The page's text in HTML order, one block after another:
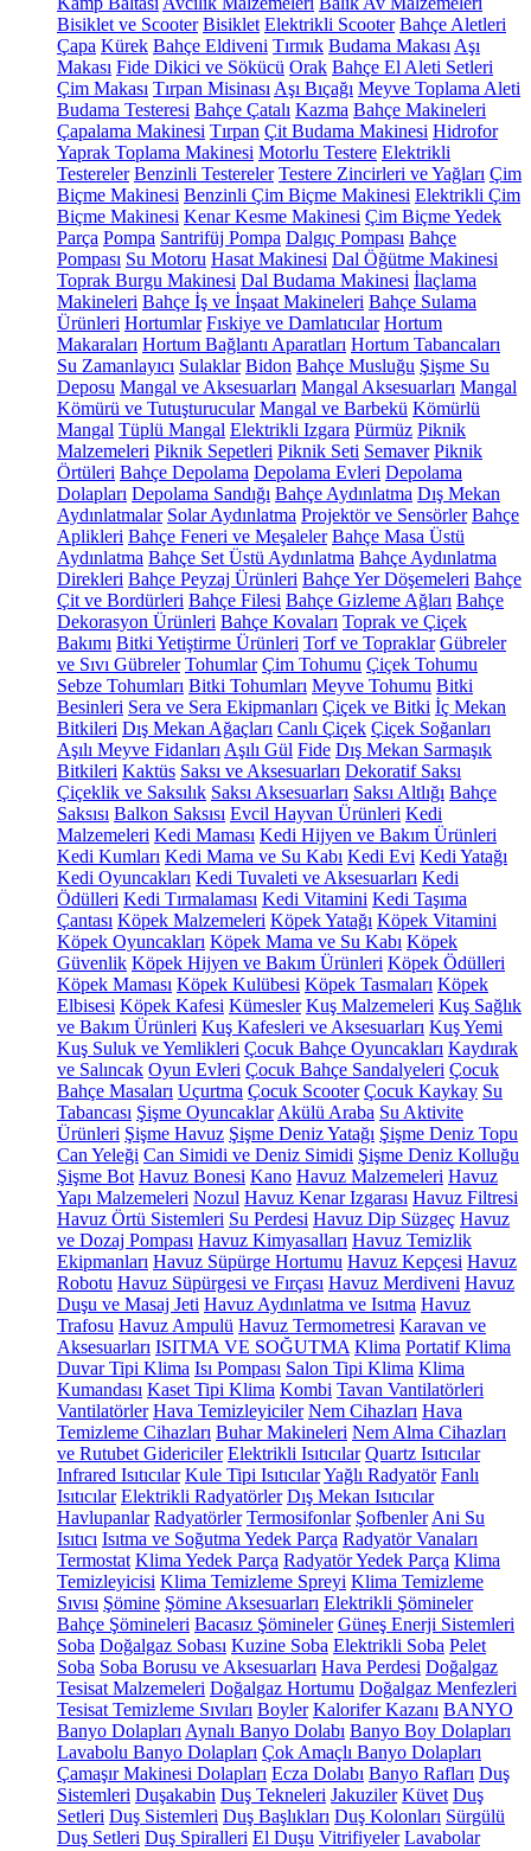
Bisiklet ve Scooter Bisiklet Elektrikli Scooter Bahçe Aletleri
Çapa Kürek Bahçe Eldiveni Tırmık Budama Makası Aşı
Makası Fide Dikici ve Sökücü Orak Bahçe El Aleti Setleri
Çim Makası Tırpan Misinası Aşı Bıçağı Meyve Toplama Aleti
Budama Testeresi Bahçe Çatalı Kazma Bahçe Makineleri
Çapalama Makinesi Tırpan Çit Budama Makinesi Hidrofor
Yaprak Toplama Makinesi Motorlu Testere Elektrikli
Testereler Benzinli Testereler Testere Zincirleri ve Yağları Çim
Biçme Makinesi Benzinli Çim Biçme Makinesi Elektrikli Çim
Biçme Makinesi Kenar Kesme Makinesi Çim Biçme Yedek
Parça Pompa Santrifüj Pompa Dalgıç Pompası Bahçe
Pompası Su Motoru Hasat Makinesi Dal Öğütme Makinesi
Toprak Burgu Makinesi Dal Budama Makinesi İlaçlama
Makineleri Bahçe İş ve İnşaat Makineleri Bahçe Sulama
Ürünleri Hortumlar Fıskiye ve Damlatıcılar Hortum
Makaraları Hortum Bağlantı Aparatları Hortum Tabancaları
Su Zamanlayıcı Sulaklar Bidon Bahçe Musluğu Şişme Su
Deposu Mangal ve Aksesuarları Mangal Aksesuarları Mangal
Kömürü ve Tutuşturucular Mangal ve Barbekü Kömürlü
Mangal Tüplü Mangal Elektrikli Izgara Pürmüz Piknik
Malzemeleri Piknik Sepetleri Piknik Seti Semaver Piknik
Örtüleri Bahçe Depolama Depolama Evleri Depolama
Dolapları Depolama Sandığı Bahçe Aydınlatma Dış Mekan
Aydınlatmalar Solar Aydınlatma Projektör ve Sensörler Bahçe
Aplikleri Bahçe Feneri ve Meşaleler Bahçe Masa Üstü
Aydınlatma Bahçe Set Üstü Aydınlatma Bahçe Aydınlatma
Direkleri Bahçe Peyzaj Ürünleri Bahçe Yer Döşemeleri Bahçe
Çit ve Bordürleri Bahçe Filesi Bahçe Gizleme Ağları Bahçe
Dekorasyon Ürünleri Bahçe Kovaları Toprak ve Çiçek
Bakımı Bitki Yetiştirme Ürünleri Torf ve Topraklar Gübreler
ve Sıvı Gübreler Tohumlar Çim Tohumu Çiçek Tohumu
Sebze Tohumları Bitki Tohumları Meyve Tohumu Bitki
Besinleri Sera ve Sera Ekipmanları Çiçek ve Bitki İç Mekan
Bitkileri Dış Mekan Ağaçları Canlı Çiçek Çiçek Soğanları
Aşılı Meyve Fidanları Aşılı Gül Fide Dış Mekan Sarmaşık
Bitkileri Kaktüs Saksı ve Aksesuarları Dekoratif Saksı
Çiçeklik ve Saksılık Saksı Aksesuarları Saksı Altlığı Bahçe
Saksısı Balkon Saksısı Evcil Hayvan Ürünleri Kedi
Malzemeleri Kedi Maması Kedi Hijyen ve Bakım Ürünleri
Kedi Kumları Kedi Mama ve Su Kabı Kedi Evi Kedi Yatağı
Kedi Oyuncakları Kedi Tuvaleti ve Aksesuarları Kedi
Ödülleri Kedi Tırmalaması Kedi Vitamini Kedi Taşıma
Çantası Köpek Malzemeleri Köpek Yatağı Köpek Vitamini
Köpek Oyuncakları Köpek Mama ve Su Kabı Köpek
Güvenlik Köpek Hijyen ve Bakım Ürünleri Köpek Ödülleri
Köpek Maması Köpek Kulübesi Köpek Tasmaları Köpek
Elbisesi Köpek Kafesi Kümesler Kuş Malzemeleri Kuş Sağlık
ve Bakım Ürünleri Kuş Kafesleri ve Aksesuarları Kuş Yemi
Kuş Suluk ve Yemlikleri Çocuk Bahçe Oyuncakları Kaydırak
ve Salıncak Oyun Evleri Çocuk Bahçe Sandalyeleri Çocuk
Bahçe Masaları Uçurtma Çocuk Scooter Çocuk Kaykay Su
Tabancası Şişme Oyuncaklar Akülü Araba Su Aktivite
Ürünleri Şişme Havuz Şişme Deniz Yatağı Şişme Deniz Topu
Can Yeleği Can Simidi ve Deniz Simidi Şişme Deniz Kolluğu
Şişme Bot Havuz Bonesi Kano Havuz Malzemeleri Havuz
Yapı Malzemeleri Nozul Havuz Kenar Izgarası Havuz Filtresi
Havuz Örtü Sistemleri Su Perdesi Havuz Dip Süzgeç Havuz
ve Dozaj Pompası Havuz Kimyasalları Havuz Temizlik
Ekipmanları Havuz Süpürge Hortumu Havuz Kepçesi Havuz
Robotu Havuz Süpürgesi ve Fırçası Havuz Merdiveni Havuz
Duşu ve Masaj Jeti Havuz Aydınlatma ve Isıtma Havuz
Trafosu Havuz Ampulü Havuz Termometresi Karavan ve
Aksesuarları ISITMA VE SOĞUTMA Klima Portatif Klima
Duvar Tipi Klima Isı Pompası Salon Tipi Klima Klima
Kumandası Kaset Tipi Klima Kombi Tavan Vantilatörleri
Vantilatörler Hava Temizleyiciler Nem Cihazları Hava
Temizleme Cihazları Buhar Makineleri Nem Alma Cihazları
ve Rutubet Gidericiler Elektrikli Isıtıcılar Quartz Isıtıcılar
Infrared Isıtıcılar Kule Tipi IsıtıcılarYağlı Radyatör Fanlı
Isıtıcılar Elektrikli Radyatörler Dış Mekan Isıtıcılar
Havlupanlar Radyatörler Termosifonlar Şofbenler Ani Su
Isıtıcı Isıtma ve Soğutma Yedek Parça Radyatör Vanaları
Termostat Klima Yedek Parça Radyatör Yedek Parça Klima
Temizleyicisi Klima Temizleme Spreyi Klima Temizleme
Sıvısı Şömine Şömine Aksesuarları Elektrikli Şömineler
Bahçe Şömineleri Bacasız Şömineler Güneş Enerji Sistemleri
Soba Doğalgaz Sobası Kuzine Soba Elektrikli Soba Pelet
Soba Soba Borusu ve Aksesuarları Hava Perdesi Doğalgaz
Tesisat Malzemeleri Doğalgaz Hortumu Doğalgaz Menfezleri
Tesisat Temizleme Sıvıları Boyler Kalorifer Kazanı BANYO
Banyo Dolapları Aynalı Banyo Dolabı Banyo Boy Dolapları
Lavabolu Banyo Dolapları Çok Amaçlı Banyo Dolapları
Çamaşır Makinesi Dolapları Ecza Dolabı Banyo Rafları Duş
Sistemleri Duşakabin Duş Tekneleri Jakuziler Küvet Duş
Setleri Duş Sistemleri Duş Başlıkları Duş Kolonları Sürgülü
Duş Setleri Duş Spiralleri El Duşu Vitrifiyeler Lavabolar